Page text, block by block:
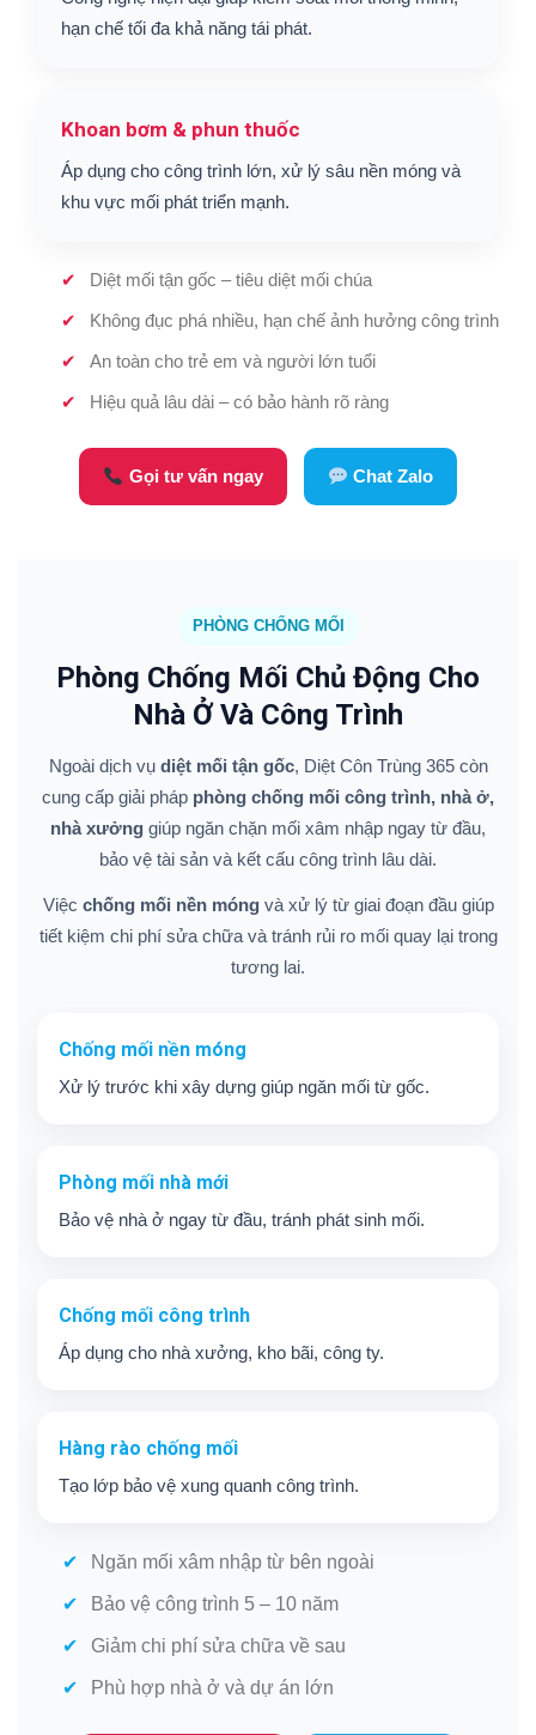
hạn chế tối đa khả năng tái phát.
Khoan bơm & phun thuốc
Áp dụng cho công trình lớn, xử lý sâu nền móng và
khu vực mối phát triển mạnh.
Diệt mối tận gốc – tiêu diệt mối chúa
Không đục phá nhiều, hạn chế ảnh hưởng công trình
An toàn cho trẻ em và người lớn tuổi
Hiệu quả lâu dài – có bảo hành rõ ràng
Gọi tư vấn ngay Chat Zalo
PHÒNG CHỐNG MỐI
Phòng Chống Mối Chủ Động Cho
Nhà Ở Và Công Trình
Ngoài dịch vụ diệt mối tận gốc, Diệt Côn Trùng 365 còn
cung cấp giải pháp phòng chống mối công trình, nhà ở,
nhà xưởng giúp ngăn chặn mối xâm nhập ngay từ đầu,
bảo vệ tài sản và kết cấu công trình lâu dài.
Việc chống mối nền móngvà xử lý từ giai đoạn đầu giúp
tiết kiệm chi phí sửa chữa và tránh rủi ro mối quay lại trong
tương lai.
Chống mối nền móng
Xử lý trước khi xây dựng giúp ngăn mối từ gốc.
Phòng mối nhà mới
Bảo vệ nhà ở ngay từ đầu, tránh phát sinh mối.
Chống mối công trình
Áp dụng cho nhà xưởng, kho bãi, công ty.
Hàng rào chống mối
Tạo lớp bảo vệ xung quanh công trình.
Ngăn mối xâm nhập từ bên ngoài
Bảo vệ công trình 5 – 10 năm
Giảm chi phí sửa chữa về sau
Phù hợp nhà ở và dự án lớn